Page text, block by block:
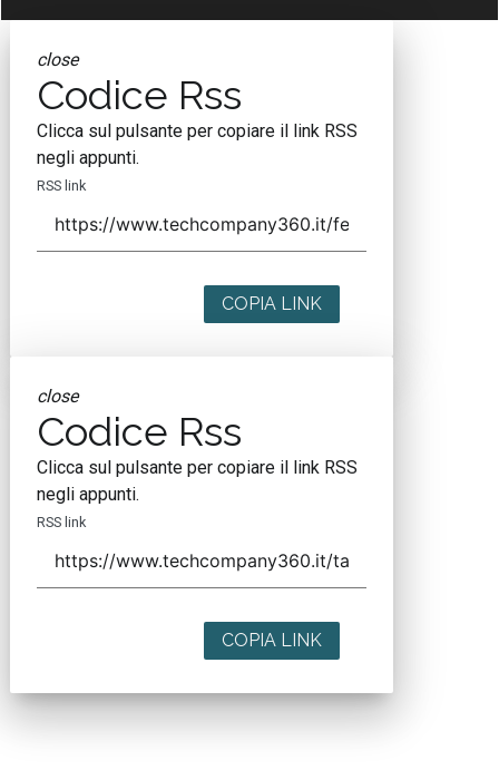
close
Codice Rss
Clicca sul pulsante per copiare il link RSS
negli appunti.
RSS link
COPIA LINK
close
Codice Rss
Clicca sul pulsante per copiare il link RSS
negli appunti.
RSS link
COPIA LINK